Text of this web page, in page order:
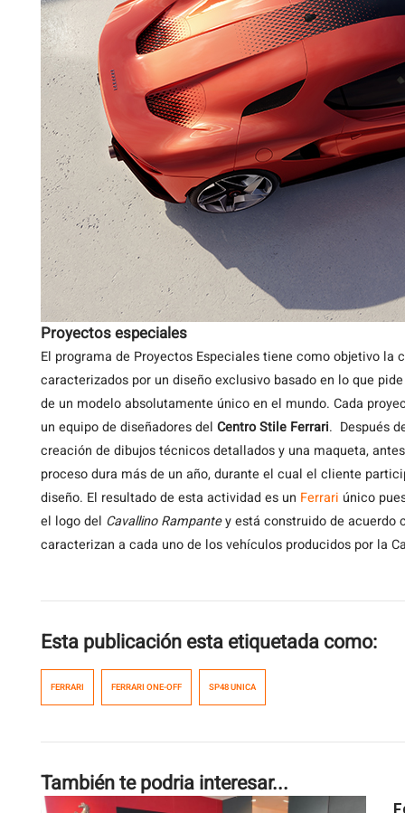
Proyectos especiales
El programa de Proyectos Especiales tiene como objetivo la
caracterizados por un diseño exclusivo basado en lo que
de un modelo absolutamente único en el mundo. Cada
un equipo de diseñadores del Centro Stile Ferrari. Después
creación de dibujos técnicos detallados y una maqueta,
proceso dura más de un año, durante el cual el cliente
diseño. El resultado de esta actividad es un Ferrari único
el logo del Cavallino Rampantey está construido de acuerdo
caracterizan a cada uno de los vehículos producidos por la
Esta publicación esta etiquetada como:
FERRARI FERRARI ONE-OFF SP48 UNICA
También te podria interesar...